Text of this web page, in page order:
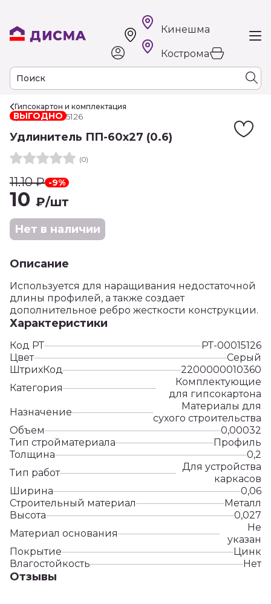
Кинешма
Кострома
Гипсокартон и комплектация
ВЫГОДНО
Арт. РТ-00015126
Удлинитель ПП-60х27 (0.6)
(0)
11.10₽ -9%
10 ₽/шт
Нет в наличии
Описание
Используется для наращивания недостаточной
длины профилей, а также создает
дополнительное ребро жесткости конструкции.
Характеристики
Код РТ
РТ-00015126
Цвет
Серый
ШтрихКод
2200000010360
Категория
Комплектующие
для гипсокартона
Назначение
Материалы для
сухого строительства
Объем
0,00032
Тип стройматериала
Профиль
Толщина
0,2
Тип работ
Для устройства
каркасов
Ширина
0,06
Строительный материал
Металл
Высота
0,027
Материал основания
Не
указан
Покрытие
Цинк
Влагостойкость
Нет
Отзывы